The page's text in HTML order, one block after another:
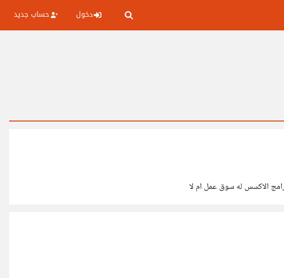
دخول حساب جديد
الاكسس له سوق عمل ام لا